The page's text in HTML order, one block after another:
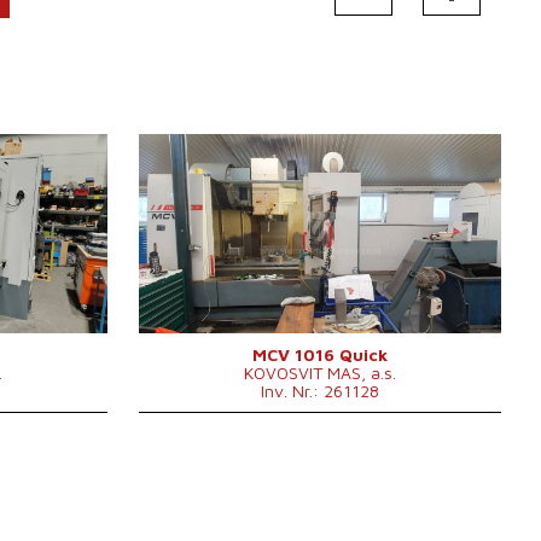
x 600 mm
/min.
.
3000 x
Baujahr:
Kontrollsystem
ja
Steuerung Heidenhain
TNC 530
Aufspanntischfläche
1300 x 600
mm
X Weg
1016 mm
Y Weg
610 mm
Z Weg
710 mm
0 - 10000
Anzahl der Achsen
3
Druck der IKZ
bar
MCV 1016 Quick
KOVOSVIT MAS, a.s.
Inv. Nr.: 261128